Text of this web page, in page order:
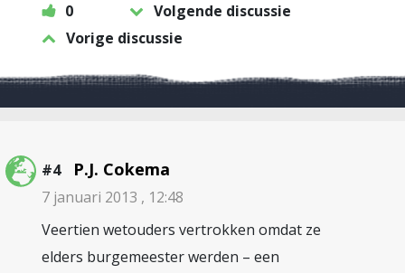
0
Volgende discussie
Vorige discussie
#4 P.J. Cokema
7 januari 2013 , 12:48
Veertien wetouders vertrokken omdat ze
elders burgemeester werden – een